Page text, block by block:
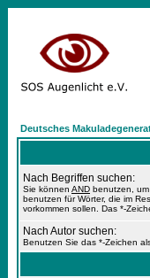
Deutsches
Nach Begriffen suchen:
Sie können AND benutzen,
benutzen für Wörter, die im
vorkommen sollen. Das *-
Nach Autor suchen:
Benutzen Sie das *-Zeichen